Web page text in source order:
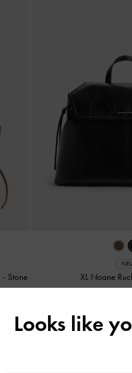
- Stone
NEU
XL Noane
Looks like